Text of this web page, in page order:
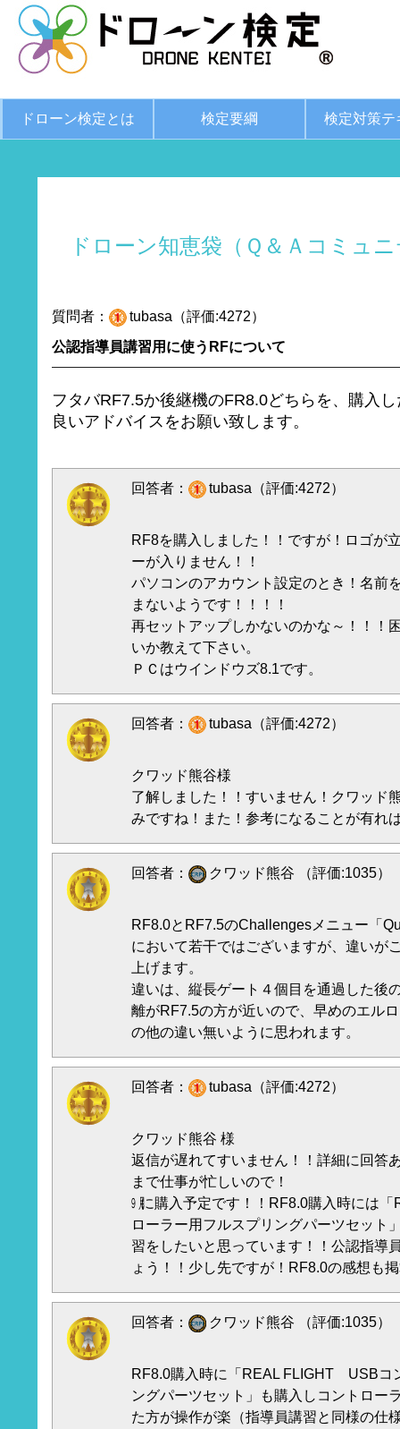
ドローン検定とは 検定要綱 検定対策テ
ドローン知恵袋（Ｑ＆Ａコミュ
質問者：
tubasa（評価:4272）
公認指導員講習用に使うRFについて
フタバRF7.5か後継機のFR8.0どちらを、購入
良いアドバイスをお願い致します。
回答者： tubasa（評価:4272）
RF8を購入しました！！ですが！ロゴが
ーが入りません！！
パソコンのアカウント設定のとき！名前
まないようです！！！！
再セットアップしかないのかな～！！！
いか教えて下さい。
ＰＣはウインドウズ8.1です。
回答者： tubasa（評価:4272）
クワッド熊谷様
了解しました！！すいません！クワッド
みですね！また！参考になることが有れ
回答者： クワッド熊谷 （評価:1035）
RF8.0とRF7.5のChallengesメニュー「
において若干ではございますが、違いが
上げます。
違いは、縦長ゲート４個目を通過した後
離がRF7.5の方が近いので、早めのエル
の他の違い無いように思われます。
回答者： tubasa（評価:4272）
クワッド熊谷 様
返信が遅れてすいません！！詳細に回答
まで仕事が忙しいので！
㋈に購入予定です！！RF8.0購入時には
ローラー用フルスプリングパーツセット
習をしたいと思っています！！公認指導
ょう！！少し先ですが！RF8.0の感想も
回答者： クワッド熊谷 （評価:1035）
RF8.0購入時に「REAL FLIGHT USBコ
ングパーツセット」も購入しコントロー
た方が操作が楽（指導員講習と同様の仕